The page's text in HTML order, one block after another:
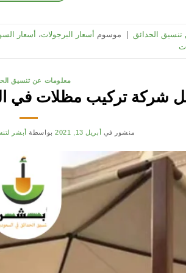
الحدائق موسوم أسعار البرجولات، أسعار
معلومات عن تنسيق
شركة تركيب مظلات في
منشور في أبريل 13, 2021 بواسطة أبشر